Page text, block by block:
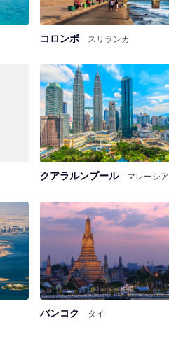
コロンボ スリランカ
クアラルンプール マレーシア
バンコク タイ